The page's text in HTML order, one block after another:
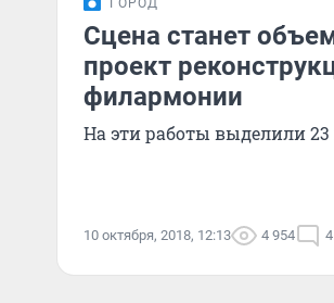
ГОРОД
Сцена станет
проект
филармонии
На эти работы выделили
10 октября, 2018, 12:13 4 954 4